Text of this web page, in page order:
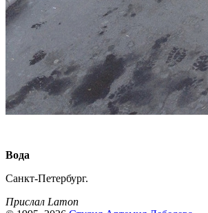
Вода
Санкт-Петербург.
Прислал Lamon